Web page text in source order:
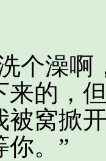
澡啊
来的，
被窝掀
你。”